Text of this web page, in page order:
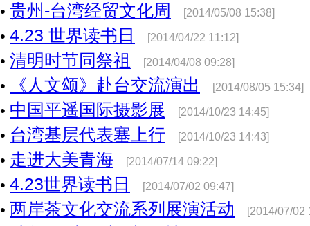
• 贵州-台湾经贸文化周 [2014/05/08 15:38]
• 4.23 世界读书日 [2014/04/22 11:12]
• 清明时节同祭祖 [2014/04/08 09:28]
• 《人文颂》赴台交流演出 [2014/08/05 15:34]
• 中国平遥国际摄影展 [2014/10/23 14:45]
• 台湾基层代表塞上行 [2014/10/23 14:43]
• 走进大美青海 [2014/07/14 09:22]
• 4.23世界读书日 [2014/07/02 09:47]
• 两岸茶文化交流系列展演活动 [2014/07/02